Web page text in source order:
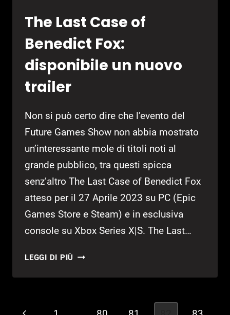
The Last Case of
Benedict Fox:
disponibile un nuovo
trailer
Non si può certo dire che l’evento del
Future Games Show non abbia mostrato
un’interessante mole di titoli noti al
grande pubblico, tra questi spicca
senz’altro The Last Case of Benedict Fox
atteso per il 27 Aprile 2023 su PC (Epic
Games Store e Steam) e in esclusiva
console su Xbox Series X|S. The Last…
LEGGI DI PIÙ THE
CASE